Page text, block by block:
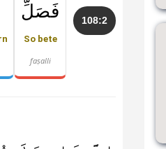
108:2 فَصَلِّ
So bete
faṣalli